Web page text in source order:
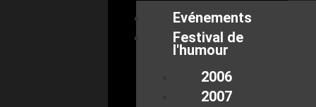
Evénements
Festival de
l'humour
2006
2007